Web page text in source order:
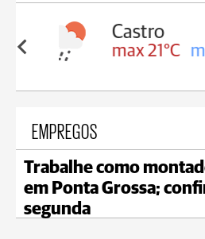
18°C max
EMPREGOS
Trabalhe como
em Ponta Grossa;
segunda